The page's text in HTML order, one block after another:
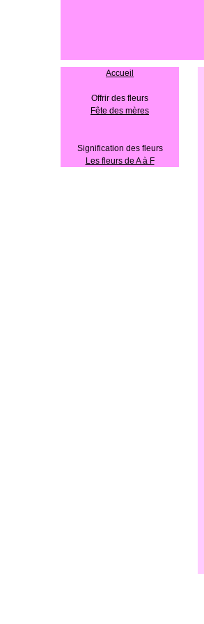
Accueil
Offrir des fleurs
Fête des mères
Signification des fleurs
Les fleurs de A à F